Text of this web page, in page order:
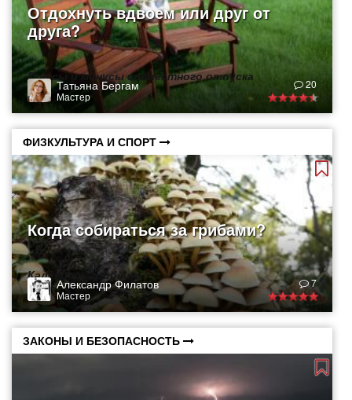
Отдохнуть вдвоем или друг от
друга?
Плюсы и минусы совместного отпуска
Татьяна Бергам
Мастер
20
ФИЗКУЛЬТУРА И СПОРТ
Когда собираться за грибами?
Календарь грибника
Александр Филатов
Мастер
7
ЗАКОНЫ И БЕЗОПАСНОСТЬ